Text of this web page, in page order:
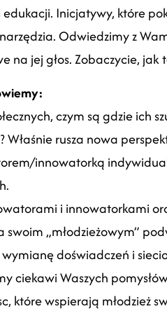
Inicjatywy, które
Odwiedzimy z
na jej głos. Zobaczycie,
czym są gdzie ich
Właśnie rusza nowa
innowatorką
i innowatorkami
swoim „młodzieżowym”
doświadczeń i
ciekawi Waszych
które wspierają młodzież